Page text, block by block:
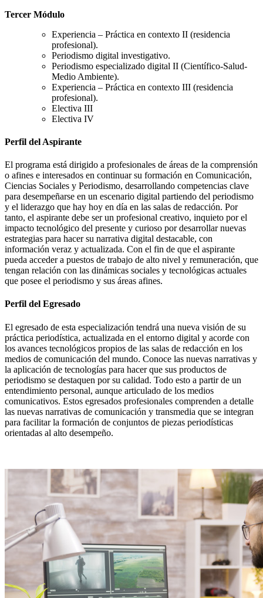
Tercer Módulo
Experiencia – Práctica en contexto II (residencia
profesional).
Periodismo digital investigativo.
Periodismo especializado digital II (Científico-Salud-
Medio Ambiente).
Experiencia – Práctica en contexto III (residencia
profesional).
Electiva III
Electiva IV
Perfil del Aspirante
El programa está dirigido a profesionales de áreas de la comprensión
o afines e interesados en continuar su formación en Comunicación,
Ciencias Sociales y Periodismo, desarrollando competencias clave
para desempeñarse en un escenario digital partiendo del periodismo
y el liderazgo que hay hoy en día en las salas de redacción. Por
tanto, el aspirante debe ser un profesional creativo, inquieto por el
impacto tecnológico del presente y curioso por desarrollar nuevas
estrategias para hacer su narrativa digital destacable, con
información veraz y actualizada. Con el fin de que el aspirante
pueda acceder a puestos de trabajo de alto nivel y remuneración, que
tengan relación con las dinámicas sociales y tecnológicas actuales
que posee el periodismo y sus áreas afines.
Perfil del Egresado
El egresado de esta especialización tendrá una nueva visión de su
práctica periodística, actualizada en el entorno digital y acorde con
los avances tecnológicos propios de las salas de redacción en los
medios de comunicación del mundo. Conoce las nuevas narrativas y
la aplicación de tecnologías para hacer que sus productos de
periodismo se destaquen por su calidad. Todo esto a partir de un
entendimiento personal, aunque articulado de los medios
comunicativos. Estos egresados profesionales comprenden a detalle
las nuevas narrativas de comunicación y transmedia que se integran
para facilitar la formación de conjuntos de piezas periodísticas
orientadas al alto desempeño.